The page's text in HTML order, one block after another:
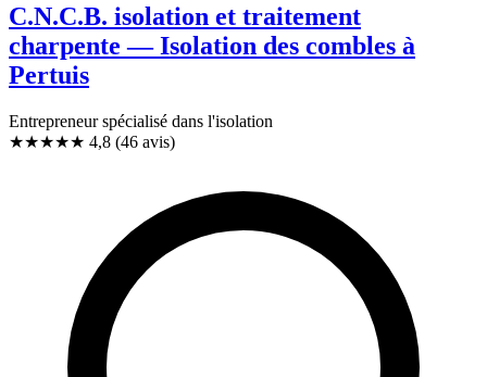
C.N.C.B. isolation et traitement
charpente — Isolation des combles à
Pertuis
Entrepreneur spécialisé dans l'isolation
★★★★★ 4,8 (46 avis)